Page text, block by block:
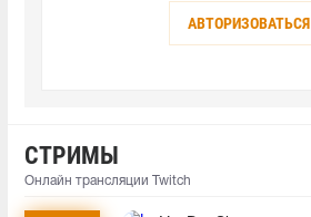
АВТОРИЗОВАТЬСЯ
СТРИМЫ
Онлайн трансляции Twitch